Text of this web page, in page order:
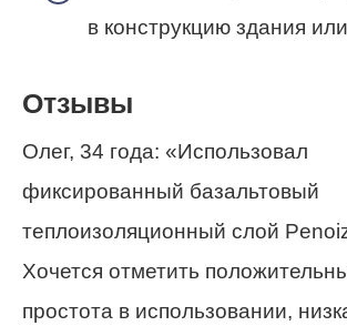
в конструкцию здания
Отзывы
Олег, 34 года: «Использовал
фиксированный базальтовый
теплоизоляционный слой
Хочется отметить
простота в использовании,